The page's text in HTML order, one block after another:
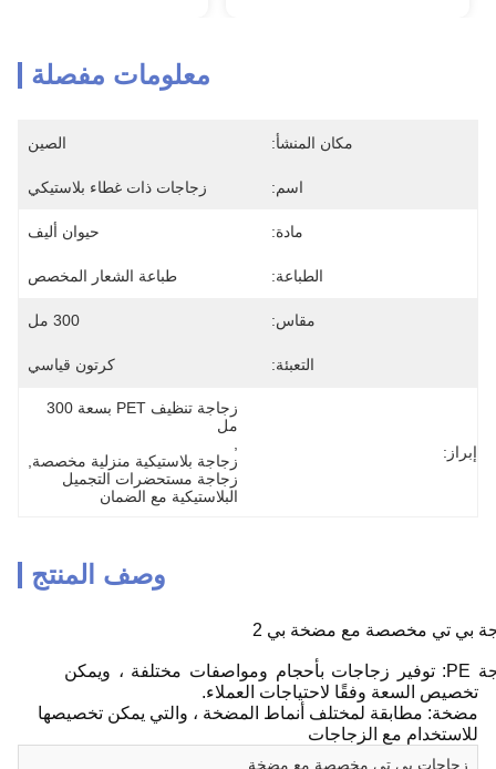
معلومات مفصلة
مكان المنشأ: الصين
اسم: زجاجات ذات غطاء بلاستيكي
مادة: حيوان أليف
الطباعة: طباعة الشعار المخصص
مقاس: 300 مل
التعبئة: كرتون قياسي
إبراز:
مل
زجاجة بلاستيكية منزلية مخصصة
البلاستيكية مع الضمان
وصف المنتج
بي تي مخصصة مع مضخة بي 2
زجاجة PE: توفير زجاجات بأحجام ومواصفات مختلفة ، ويمكن
تخصيص السعة وفقًا لاحتياجات العملاء.
مضخة: مطابقة لمختلف أنماط المضخة ، والتي يمكن تخصيصها
للاستخدام مع الزجاجات
زجاجات بي تي مخصصة مع مضخة